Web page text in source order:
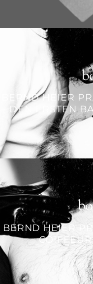
BERND HEIER
– DEN ERSTEN
BERND HEIER